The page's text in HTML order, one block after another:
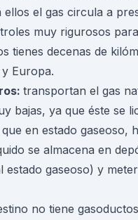
ellos el gas circula a
muy rigurosos
tienes decenas de
Europa.
transportan el gas
bajas, ya que éste se
en estado gaseoso,
se almacena en
estado gaseoso) y
no tiene